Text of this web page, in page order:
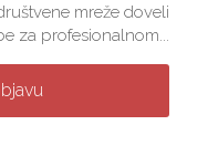
mreže doveli
za profesionalnom...